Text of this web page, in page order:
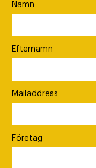
Namn
Efternamn
Mailaddress
Företag